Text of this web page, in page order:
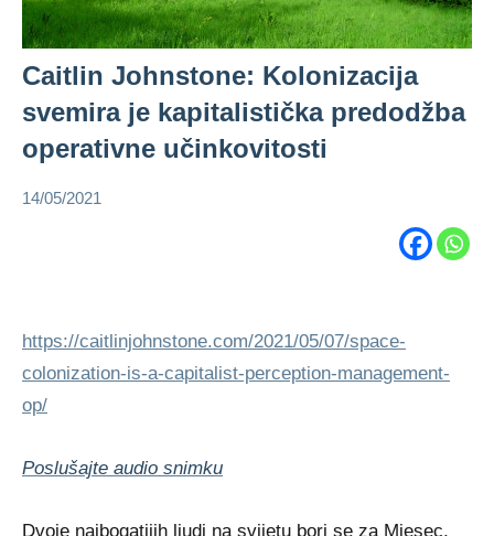
Caitlin Johnstone: Kolonizacija
svemira je kapitalistička predodžba
operativne učinkovitosti
14/05/2021
https://caitlinjohnstone.com/2021/05/07/space-
colonization-is-a-capitalist-perception-management-
op/
Poslušajte audio snimku
Dvoje najbogatijih ljudi na svijetu bori se za Mjesec,